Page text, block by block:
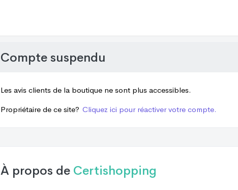
Compte suspendu
Les avis clients de la boutique ne sont plus accessibles.
Propriétaire de ce site? Cliquez ici pour réactiver votre compte.
À propos de Certishopping